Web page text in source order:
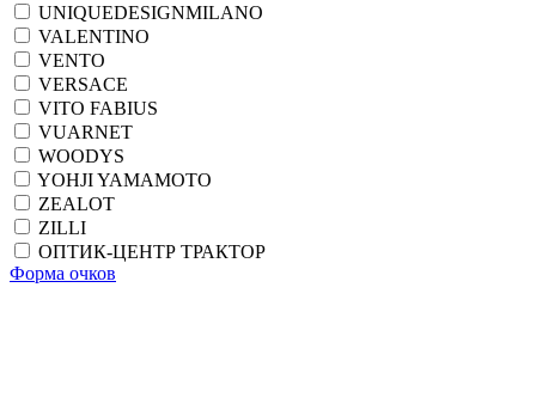
UNIQUEDESIGNMILANO
VALENTINO
VENTO
VERSACE
VITO FABIUS
VUARNET
WOODYS
YOHJI YAMAMOTO
ZEALOT
ZILLI
ОПТИК-ЦЕНТР ТРАКТОР
Форма очков